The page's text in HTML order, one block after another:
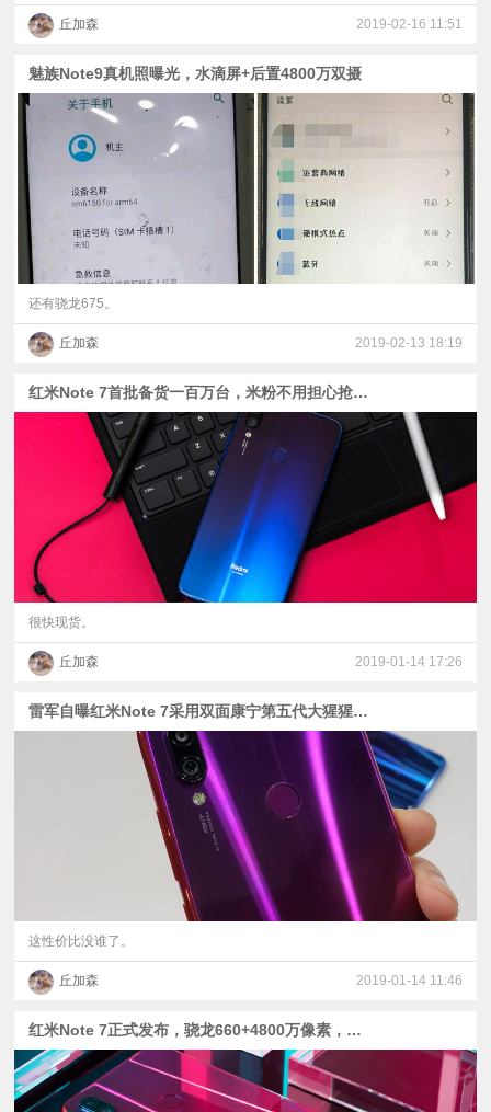
丘加森 2019-02-16 11:51
魅族Note9真机照曝光，水滴屏+后置4800万双摄
还有骁龙675。
丘加森 2019-02-13 18:19
红米Note 7首批备货一百万台，米粉不用担心抢不到了
很快现货。
丘加森 2019-01-14 17:26
雷军自曝红米Note 7采用双面康宁第五代大猩猩玻璃，良心！
这性价比没谁了。
丘加森 2019-01-14 11:46
红米Note 7正式发布，骁龙660+4800万像素，售价真香！